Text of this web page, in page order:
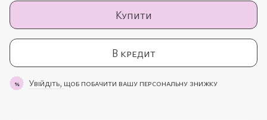
Купити
В кредит
% Увійдіть, щоб побачити вашу персональну знижку